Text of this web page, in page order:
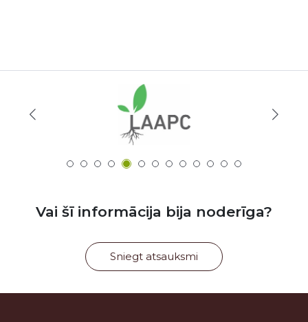
Vai šī informācija bija noderīga?
Sniegt atsauksmi